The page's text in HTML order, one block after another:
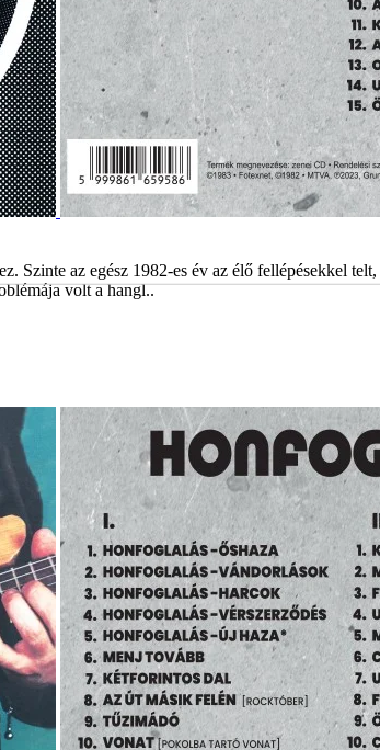
Szinte az egész 1982-es év az élő fellépésekkel
volt a hangl..